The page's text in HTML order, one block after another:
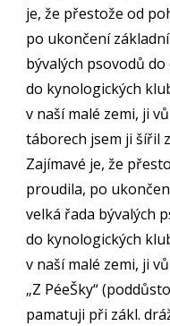
je, že přestože od
po ukončení
bývalých psovodů
do kynologických
v naší malé zemi, ji
táborech jsem ji šířil
Zajímavé je, že
proudila, po
velká řada bývalých
do kynologických
v naší malé zemi, ji
„Z PéeŠky“
pamatuji při zákl.